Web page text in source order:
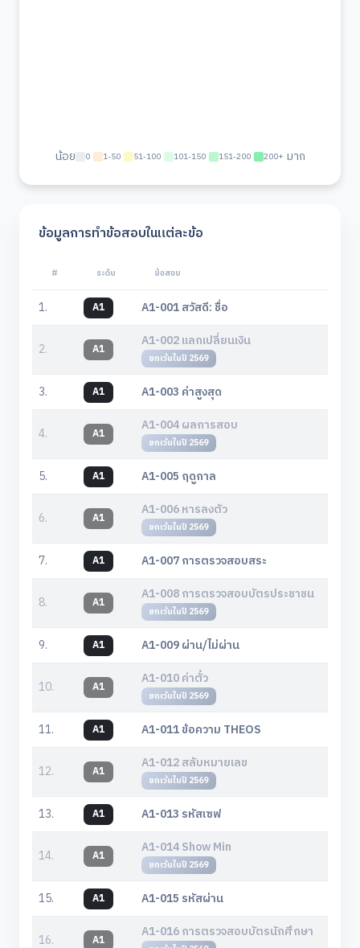
น้อย 0 1-50 51-100 101-150 151-200 200+ มาก
ข้อมูลการทำข้อสอบในแต่ละข้อ
# ระดับ ข้อสอบ
1. A1 A1-001 สวัสดี: ชื่อ
2. A1 A1-002 แลกเปลี่ยนเงิน
ยกเว้นในปี 2569
3. A1 A1-003 ค่าสูงสุด
4. A1 A1-004 ผลการสอบ
ยกเว้นในปี 2569
5. A1 A1-005 ฤดูกาล
6. A1 A1-006 หารลงตัว
ยกเว้นในปี 2569
7. A1 A1-007 การตรวจสอบสระ
8. A1 A1-008 การตรวจสอบบัตรประชาชน
ยกเว้นในปี 2569
9. A1 A1-009 ผ่าน/ไม่ผ่าน
10. A1 A1-010 ค่าตั๋ว
ยกเว้นในปี 2569
11. A1 A1-011 ข้อความ THEOS
12. A1 A1-012 สลับหมายเลข
ยกเว้นในปี 2569
13. A1 A1-013 รหัสเซฟ
14. A1 A1-014 Show Min
ยกเว้นในปี 2569
15. A1 A1-015 รหัสผ่าน
16. A1 A1-016 การตรวจสอบบัตรนักศึกษา